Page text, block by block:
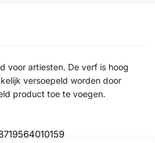
voor artiesten. De verf is hoog
versoepeld worden door
product toe te voegen.